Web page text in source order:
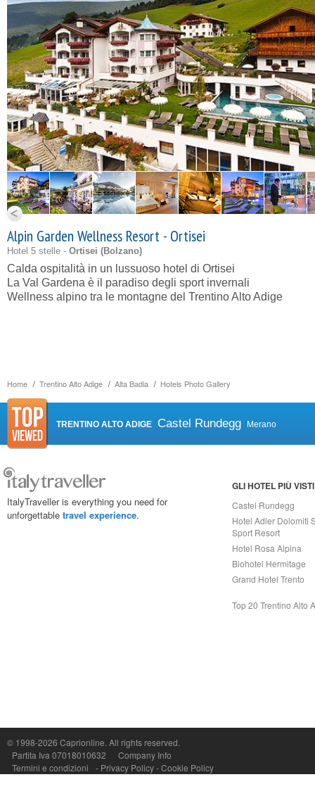
Home Trentino Alto Adige Alta Badia Hotels Photo Gallery
Alpin Garden Wellness Resort - Ortisei
Hotel 5 stelle - Ortisei (Bolzano)
Calda ospitalità in un lussuoso hotel di Ortisei
La Val Gardena è il paradiso degli sport invernali
Wellness alpino tra le montagne del Trentino Alto Adige
TRENTINO ALTO ADIGE Castel Rundegg Merano
ItalyTraveller is everything you need for
unforgettable travel experience.
GLI HOTEL PIÙ VISTI
Castel Rundegg
Hotel Adler Dolomiti
Sport Resort
Hotel Rosa Alpina
Biohotel Hermitage
Grand Hotel Trento
Top 20 Trentino Alto
© 1998-2026 Caprionline. All rights reserved.
Partita Iva 07018010632
Company Info
Termini e condizioni
- Privacy Policy-Cookie Policy
Capri On Line Srl, Via Le Botteghe 10a - 80073 CAPRI (NA) Italy
P.Iva, C.F. e n.Reg.Imprese Napoli: 07018010632 - Rea n.557643